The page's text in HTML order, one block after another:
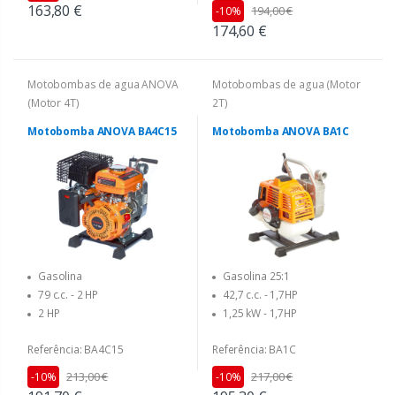
163,80 €
174,60 €
-10% 194,00 €
Motobombas de agua ANOVA
(Motor 4T)
Motobomba ANOVA BA4C15
Gasolina
79 c.c. - 2 HP
2 HP
Referência: BA4C15
-10% 213,00 €
Motobombas de agua (Motor
2T)
Motobomba ANOVA BA1C
Gasolina 25:1
42,7 c.c. - 1,7HP
1,25 kW - 1,7HP
Referência: BA1C
-10% 217,00 €